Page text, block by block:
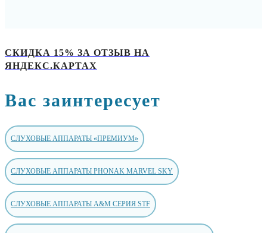
СКИДКА 15% ЗА ОТЗЫВ НА
ЯНДЕКС.КАРТАХ
Вас заинтересует
СЛУХОВЫЕ АППАРАТЫ «ПРЕМИУМ»
СЛУХОВЫЕ АППАРАТЫ PHONAK MARVEL SKY
СЛУХОВЫЕ АППАРАТЫ A&M СЕРИЯ STF